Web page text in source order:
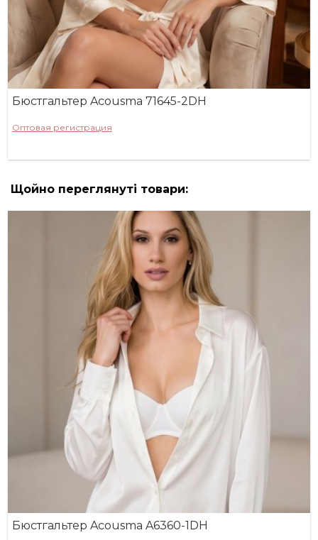
Бюстгальтер Acousma 71645-2DH
Оптовая регистрация
Щойно переглянуті товари:
Бюстгальтер Acousma A6360-1DH